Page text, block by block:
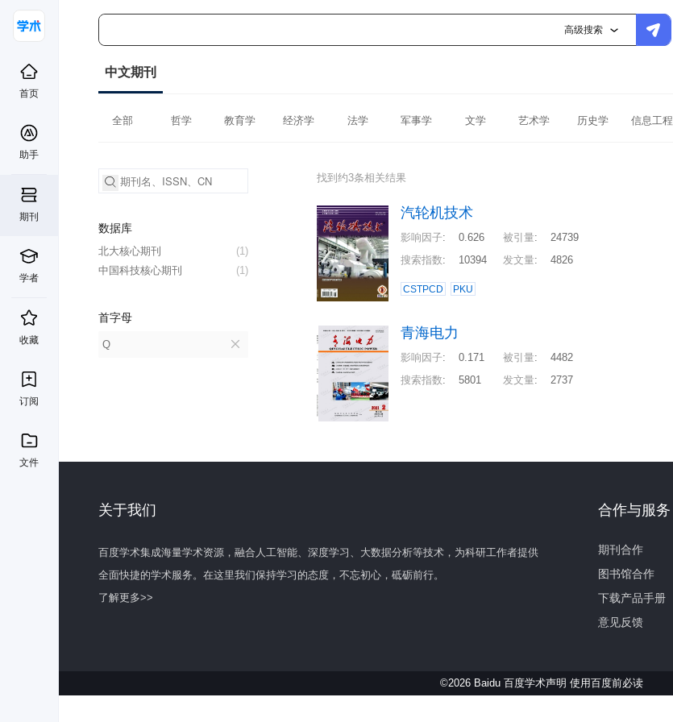
高级搜索
首页
助手
期刊
学者
收藏
订阅
文件
中文期刊
全部 哲学 教育学 经济学 法学 军事学 文学 艺术学 历史学 信息工程
数据库
(1)
北大核心期刊
(1)
中国科技核心期刊
首字母
Q
找到约3条相关结果
汽轮机技术
影响因子: 0.626 被引量:
24739
搜索指数: 10394 发文量: 4826
CSTPCD PKU
青海电力
影响因子: 0.171 被引量:
4482
搜索指数: 5801 发文量: 2737
关于我们
百度学术集成海量学术资源，融合人工智能、深度学习、大数据分析等技术，为科研工作者提供
全面快捷的学术服务。在这里我们保持学习的态度，不忘初心，砥砺前行。
了解更多>>
合作与服务
期刊合作
图书馆合作
下载产品手册
意见反馈
©2026 Baidu 百度学术声明 使用百度前必读